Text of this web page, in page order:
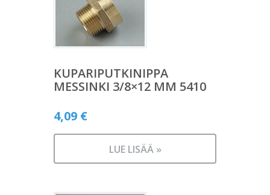
KUPARIPUTKINIPPA
MESSINKI 3/8×12 MM 5410
4,09 €
LUE LISÄÄ »